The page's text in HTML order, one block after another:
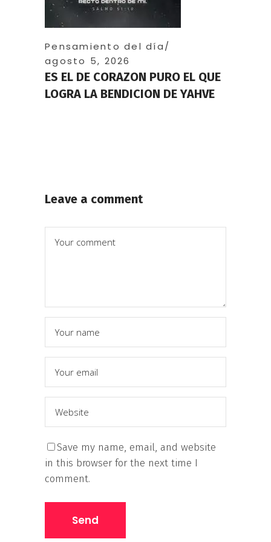
Pensamiento del día
agosto 5, 2026
ES EL DE CORAZON PURO EL QUE
LOGRA LA BENDICION DE YAHVE
Leave a comment
Save my name, email, and website
in this browser for the next time I
comment.